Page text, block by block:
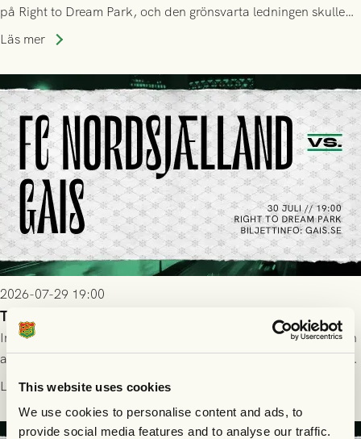
This website uses cookies
We use cookies to personalise content and ads, to
provide social media features and to analyse our traffic.
på Right to Dream Park, och den grönsvarta ledningen skulle
upphöra efter mindre än kvarten spelad. På lika mark visade
tennissiffror och det grönsvarta europaäventyret tog slut.
Läs mer
2026-07-29 19:00
Truppen till FC Nordsjælland - GAIS 30/7
Imorgon torsdag spelar GAIS borta mot FC Nordsjælland i den
andra kvalmatchen till Conference League på Right to Dream
Park! Fredrik Holmberg och ledarstaben har tagit ut följande
Läs mer